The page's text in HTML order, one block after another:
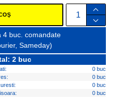
4 buc. comandate
Sameday)
2 buc
0 buc
0 buc
0 buc
0 buc